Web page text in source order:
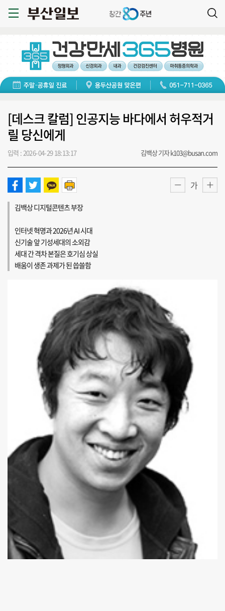
[데스크 칼럼] 인공지능 바다에서 허우적거
릴 당신에게
입력 : 2026-04-29 18:13:17 김백상 기자 k103@busan.com
가
김백상 디지털콘텐츠 부장
인터넷 혁명과 2026년 AI 시대
신기술 앞 기성세대의 소외감
세대 간 격차 본질은 호기심 상실
배움이 생존 과제가 된 씁쓸함